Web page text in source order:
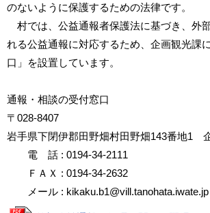
のないように保護するための法律です。
村では、公益通報者保護法に基づき、外
れる公益通報に対応するため、企画観光課
口」を設置しています。
通報・相談の受付窓口
〒028-8407
岩手県下閉伊郡田野畑村田野畑143番地1
電 話 : 0194-34-2111
ＦＡＸ : 0194-34-2632
メール : kikaku.b1@vill.tanohata.iwate.jp